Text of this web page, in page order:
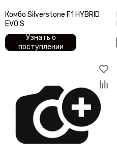
Комбо Silverstone F1 HYBRID
EVO S
Узнать о
поступлении